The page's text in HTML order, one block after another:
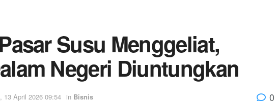
Susu Menggeliat,
Negeri Diuntungkan
13 April 2026 09:54 in Bisnis 0